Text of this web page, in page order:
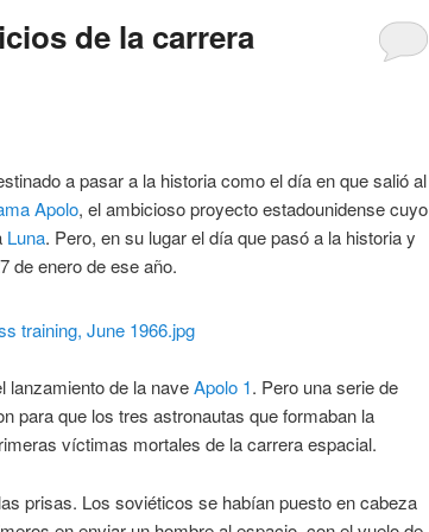
de la carrera
a pasar a la historia como el día en que salió al
Apolo, el ambicioso proyecto estadounidense cuyo
Luna. Pero, en su lugar el día que pasó a la historia y
de enero de ese año.
lanzamiento de la naveApolo 1. Pero una serie de
para que los tres astronautas que formaban la
víctimas mortales de la carrera espacial.
prisas. Los soviéticos se habían puesto en cabeza